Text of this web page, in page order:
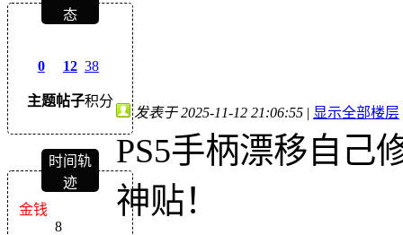
态
0
主题
12
帖子
38
积分
时间轨
迹
金钱
8
发表于 2025-11-12 21:06:55 | 显示全部楼层
PS5手柄漂移自己
神贴！